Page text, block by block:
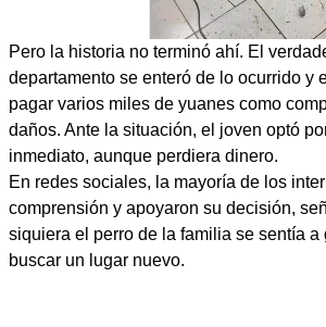
Pero la historia no terminó ahí. El
departamento se enteró de lo ocurrido y
pagar varios miles de yuanes como
daños. Ante la situación, el joven optó
inmediato, aunque perdiera dinero.
En redes sociales, la mayoría de los
comprensión y apoyaron su decisión,
siquiera el perro de la familia se sentía a
buscar un lugar nuevo.